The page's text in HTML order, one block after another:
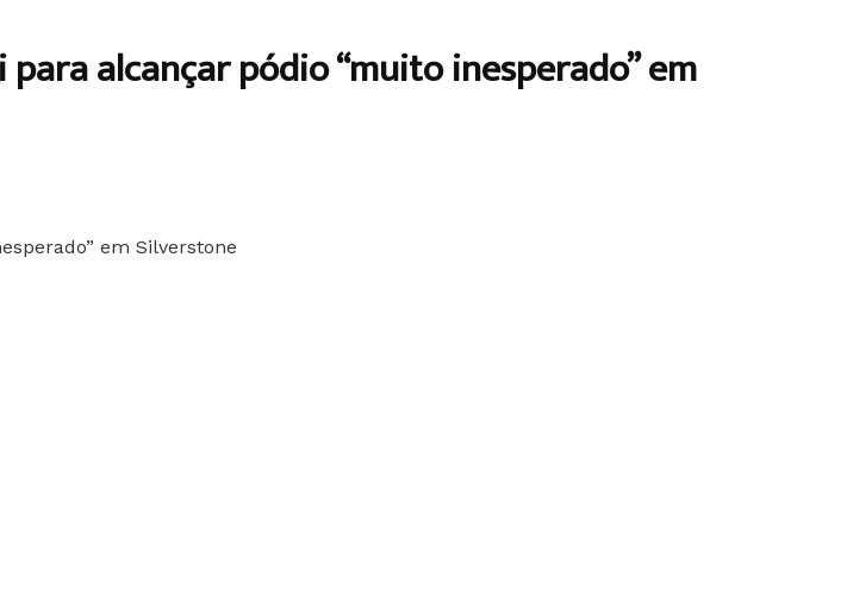
alcançar pódio “muito inesperado” em